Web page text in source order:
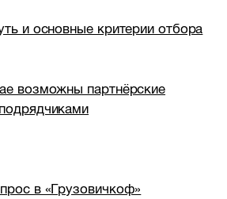
и основные критерии отбора
возможны партнёрские
в «Грузовичкоф»